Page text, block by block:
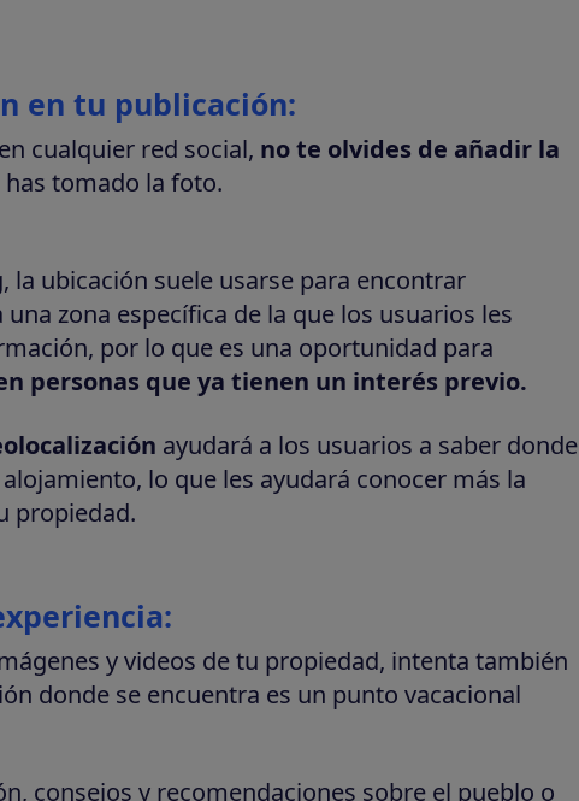
en tu publicación:
cualquier red social, no te olvides de añadir la
tomado la foto.
la ubicación suele usarse para encontrar
zona específica de la que los usuarios les
por lo que es una oportunidad para
personas que ya tienen un interés previo.
ayudará a los usuarios a saber donde
lo que les ayudará conocer más la
propiedad.
y videos de tu propiedad, intenta también
donde se encuentra es un punto vacacional
consejos y recomendaciones sobre el pueblo o